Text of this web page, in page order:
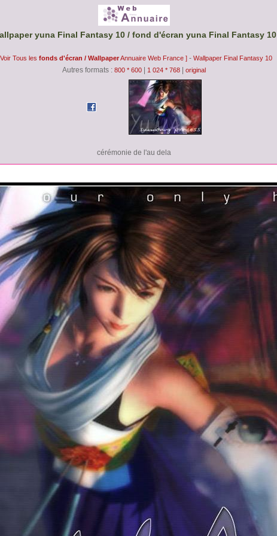
yuna Final Fantasy 10 / fond d'écran yuna Final Fantasy 10
Tous les fonds d'écran / WallpaperAnnuaire Web France ] - Wallpaper Final Fantasy 10
Autres formats : 800 * 600 1 024 * 768 original
cérémonie de l'au dela